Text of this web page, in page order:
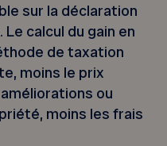
sur la déclaration
calcul du gain en
de taxation
moins le prix
ou
moins les frais